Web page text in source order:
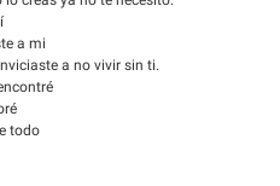
a mi
a no vivir sin ti.
todo